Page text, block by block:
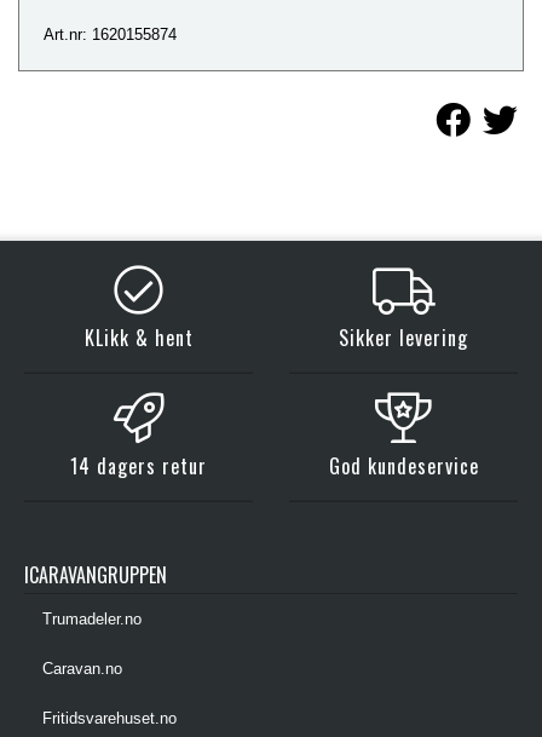
Art.nr: 1620155874
KLikk & hent Sikker levering
14 dagers retur God kundeservice
ICARAVANGRUPPEN
Trumadeler.no
Caravan.no
Fritidsvarehuset.no